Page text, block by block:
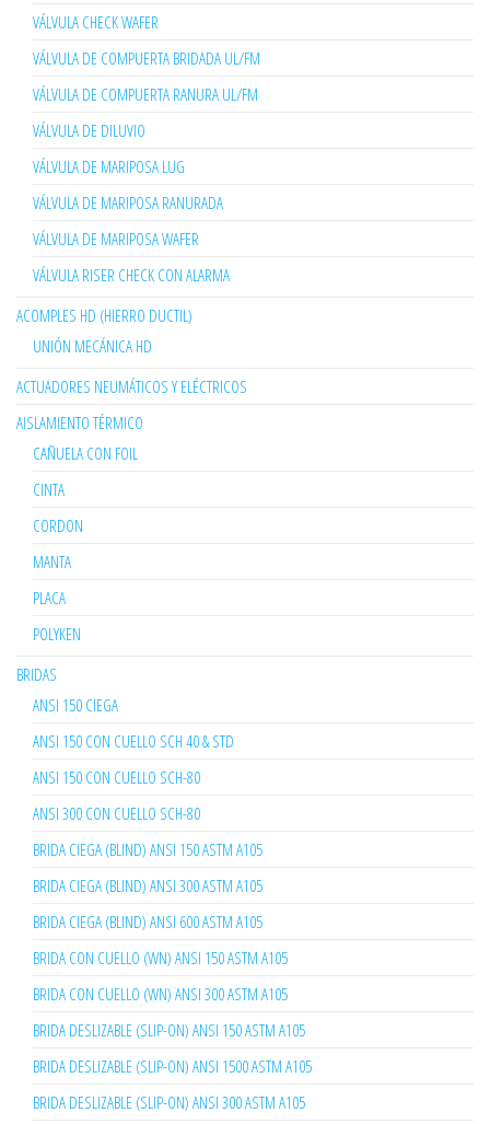
VÁLVULA CHECK WAFER
VÁLVULA DE COMPUERTA BRIDADA UL/FM
VÁLVULA DE COMPUERTA RANURA UL/FM
VÁLVULA DE DILUVIO
VÁLVULA DE MARIPOSA LUG
VÁLVULA DE MARIPOSA RANURADA
VÁLVULA DE MARIPOSA WAFER
VÁLVULA RISER CHECK CON ALARMA
ACOMPLES HD (HIERRO DUCTIL)
UNIÓN MECÁNICA HD
ACTUADORES NEUMÁTICOS Y ELÉCTRICOS
AISLAMIENTO TÉRMICO
CAÑUELA CON FOIL
CINTA
CORDON
MANTA
PLACA
POLYKEN
BRIDAS
ANSI 150 CIEGA
ANSI 150 CON CUELLO SCH 40 & STD
ANSI 150 CON CUELLO SCH-80
ANSI 300 CON CUELLO SCH-80
BRIDA CIEGA (BLIND) ANSI 150 ASTM A105
BRIDA CIEGA (BLIND) ANSI 300 ASTM A105
BRIDA CIEGA (BLIND) ANSI 600 ASTM A105
BRIDA CON CUELLO (WN) ANSI 150 ASTM A105
BRIDA CON CUELLO (WN) ANSI 300 ASTM A105
BRIDA DESLIZABLE (SLIP-ON) ANSI 150 ASTM A105
BRIDA DESLIZABLE (SLIP-ON) ANSI 1500 ASTM A105
BRIDA DESLIZABLE (SLIP-ON) ANSI 300 ASTM A105